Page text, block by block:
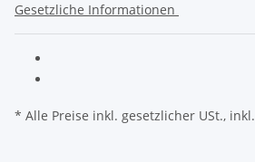
Gesetzliche Informationen
* Alle Preise inkl. gesetzlicher USt., inkl.